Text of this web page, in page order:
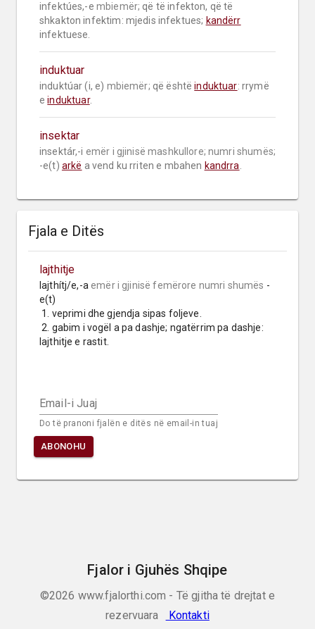
infektúes,-e mbiemër; që të infekton, që të
shkakton infektim: mjedis infektues; kandërr
infektuese.
induktuar
induktúar (i, e) mbiemër; që është induktuar: rrymë
e induktuar.
insektar
insektár,-i emër i gjinisë mashkullore; numri shumës;
-e(t) arkë a vend ku rriten e mbahen kandrra
Fjala e Ditës
lajthitje
lajthítj/e,-a emër i gjinisë femërore numri shumës -
e(t)
2. gabim i vogël a pa dashje; ngatërrim pa dashje:
lajthitje e rastit.
Email-i Juaj
Do të pranoni fjalën e ditës në email-in tuaj
ABONOHU
Fjalor i Gjuhës Shqipe
©2026 www.fjalorthi.com - Të gjitha të drejtat e
rezervuara
Kontakti